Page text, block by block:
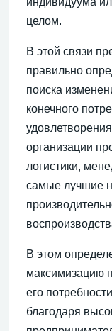
целом.
В этой связи
правильно
поиска
конечного
организации
логистики,
самые лучшие
В этом
максимизацию
его
благодаря